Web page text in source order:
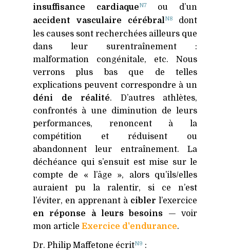
insuffisance cardiaqueN7
ou d’un
accident vasculaire cérébralN8
dont
les causes sont recherchées ailleurs que
dans leur surentraînement :
malformation congénitale, etc. Nous
verrons plus bas que de telles
explications peuvent correspondre à un
déni de réalité. D’autres athlètes,
confrontés à une diminution de leurs
performances, renoncent à la
compétition et réduisent ou
abandonnent leur entraînement. La
déchéance qui s’ensuit est mise sur le
compte de « l’âge », alors qu’ils/elles
auraient pu la ralentir, si ce n’est
l’éviter, en apprenant à cibler l’exercice
en réponse à leurs besoins — voir
mon article Exercice d'endurance.
Dr. Philip Maffetone écritN9 :